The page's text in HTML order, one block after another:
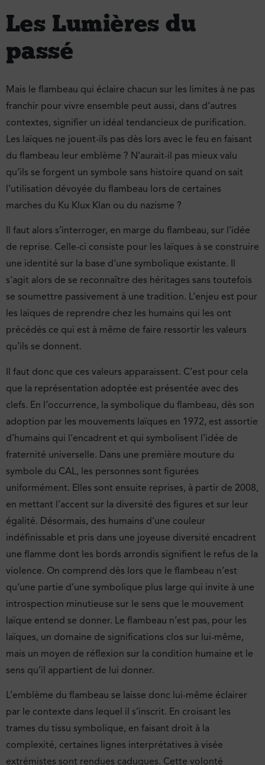
Les Lumières du
passé
Mais le flambeau qui éclaire chacun sur les limites à ne pas
franchir pour vivre ensemble peut aussi, dans d’autres
contextes, signifier un idéal tendancieux de purification.
Les laïques ne jouent-ils pas dès lors avec le feu en faisant
du flambeau leur emblème ? N’aurait-il pas mieux valu
qu’ils se forgent un symbole sans histoire quand on sait
l’utilisation dévoyée du flambeau lors de certaines
marches du Ku Klux Klan ou du nazisme ?
Il faut alors s’interroger, en marge du flambeau, sur l’idée
de reprise. Celle-ci consiste pour les laïques à se construire
une identité sur la base d’une symbolique existante. Il
s’agit alors de se reconnaître des héritages sans toutefois
se soumettre passivement à une tradition. L’enjeu est pour
les laïques de reprendre chez les humains qui les ont
précédés ce qui est à même de faire ressortir les valeurs
qu’ils se donnent.
Il faut donc que ces valeurs apparaissent. C’est pour cela
que la représentation adoptée est présentée avec des
clefs. En l’occurrence, la symbolique du flambeau, dès son
adoption par les mouvements laïques en 1972, est assortie
d’humains qui l’encadrent et qui symbolisent l’idée de
fraternité universelle. Dans une première mouture du
symbole du CAL, les personnes sont figurées
uniformément. Elles sont ensuite reprises, à partir de 2008,
en mettant l’accent sur la diversité des figures et sur leur
égalité. Désormais, des humains d’une couleur
indéfinissable et pris dans une joyeuse diversité encadrent
une flamme dont les bords arrondis signifient le refus de la
violence. On comprend dès lors que le flambeau n’est
qu’une partie d’une symbolique plus large qui invite à une
introspection minutieuse sur le sens que le mouvement
laïque entend se donner. Le flambeau n’est pas, pour les
laïques, un domaine de significations clos sur lui-même,
mais un moyen de réflexion sur la condition humaine et le
sens qu’il appartient de lui donner.
L’emblème du flambeau se laisse donc lui-même éclairer
par le contexte dans lequel il s’inscrit. En croisant les
trames du tissu symbolique, en faisant droit à la
complexité, certaines lignes interprétatives à visée
extrémistes sont rendues caduques. Cette volonté